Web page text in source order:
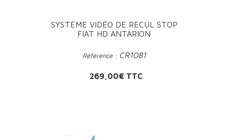
SYSTÈME VIDÉO DE RECUL STOP
FIAT HD ANTARION
Référence : CR1081
Prix
269,00€ TTC